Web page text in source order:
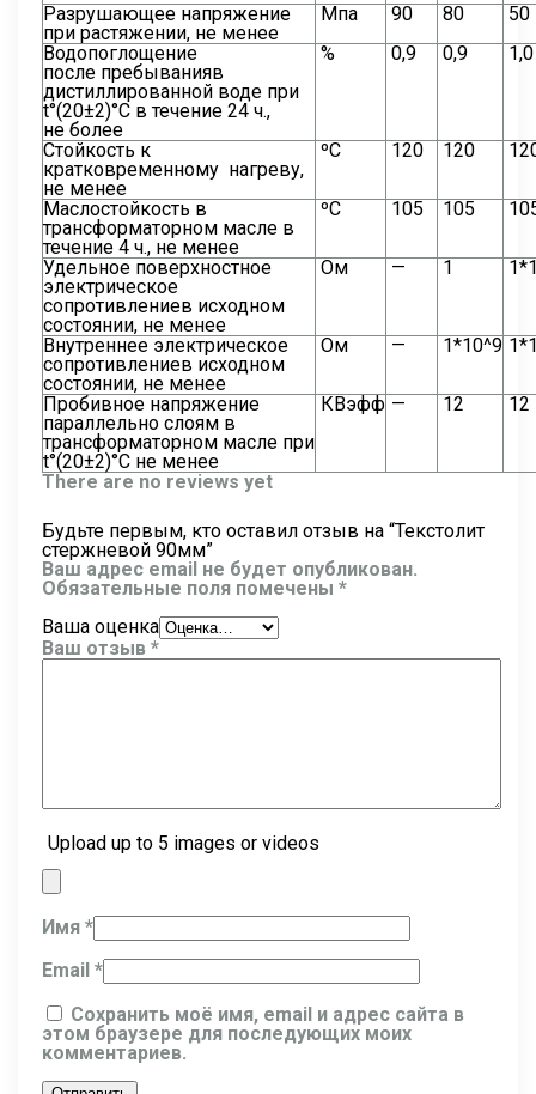
Разрушающее напряжение
при растяжении, не менее
Мпа 90 80
50
Водопоглощение
после пребыванияв
дистиллированной воде при
t°(20±2)°С в течение 24 ч.,
не более
% 0,9 0,9 1,0
Стойкость к
кратковременному нагреву,
не менее
ºС 120 120
Маслостойкость в
трансформаторном масле в
течение 4 ч., не менее
ºС 105 105
Удельное поверхностное
электрическое
сопротивлениев исходном
состоянии, не менее
Ом — 1
Внутреннее электрическое
сопротивлениев исходном
состоянии, не менее
Ом — 1*10^9
Пробивное напряжение
параллельно слоям в
трансформаторном масле при
t°(20±2)°С не менее
КВэфф — 12 12
There are no reviews yet
Будьте первым, кто оставил отзыв на “Текстолит
стержневой 90мм”
Ваш адрес email не будет опубликован.
Обязательные поля помечены *
Ваша оценка
Ваш отзыв *
Upload up to 5 images or videos
Имя *
Email *
Сохранить моё имя, email и адрес сайта в
этом браузере для последующих моих
комментариев.